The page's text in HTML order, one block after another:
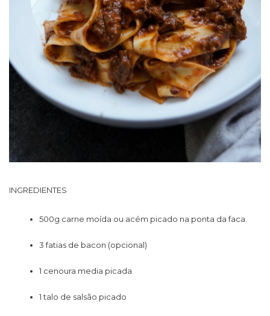
INGREDIENTES
500g carne moída ou acém picado na ponta da faca.
3 fatias de bacon (opcional)
1 cenoura media picada
1 talo de salsão picado